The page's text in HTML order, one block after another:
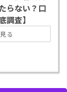
らない？口
調査】
る